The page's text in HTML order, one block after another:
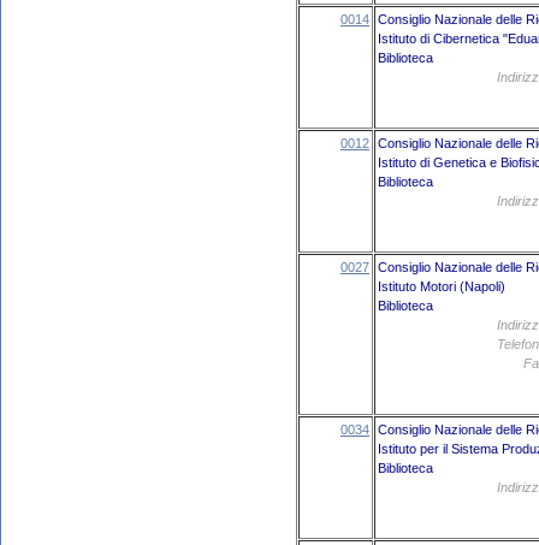
0014 Consiglio Nazionale delle
Istituto di Cibernetica
Biblioteca
0012 Consiglio Nazionale delle
Istituto di Genetica e
Biblioteca
0027 Consiglio Nazionale delle
Istituto Motori (Napoli)
Biblioteca
0034 Consiglio Nazionale delle
Istituto per il Sistema
Biblioteca